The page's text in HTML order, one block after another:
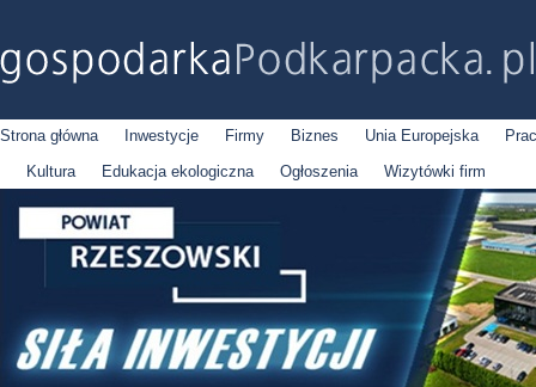
Strona główna Inwestycje Firmy Biznes Unia Europejska
Kultura
Edukacja ekologiczna Ogłoszenia Wizytówki firm